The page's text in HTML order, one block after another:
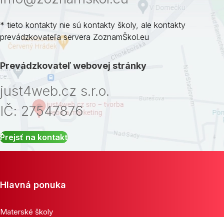
* tieto kontakty nie sú kontakty školy, ale kontakty
prevádzkovateľa servera ZoznamŠkol.eu
Prevádzkovateľ webovej stránky
just4web.cz s.r.o.
IČ: 27547876
Prejsť na kontakt
Hlavná ponuka
Materské školy